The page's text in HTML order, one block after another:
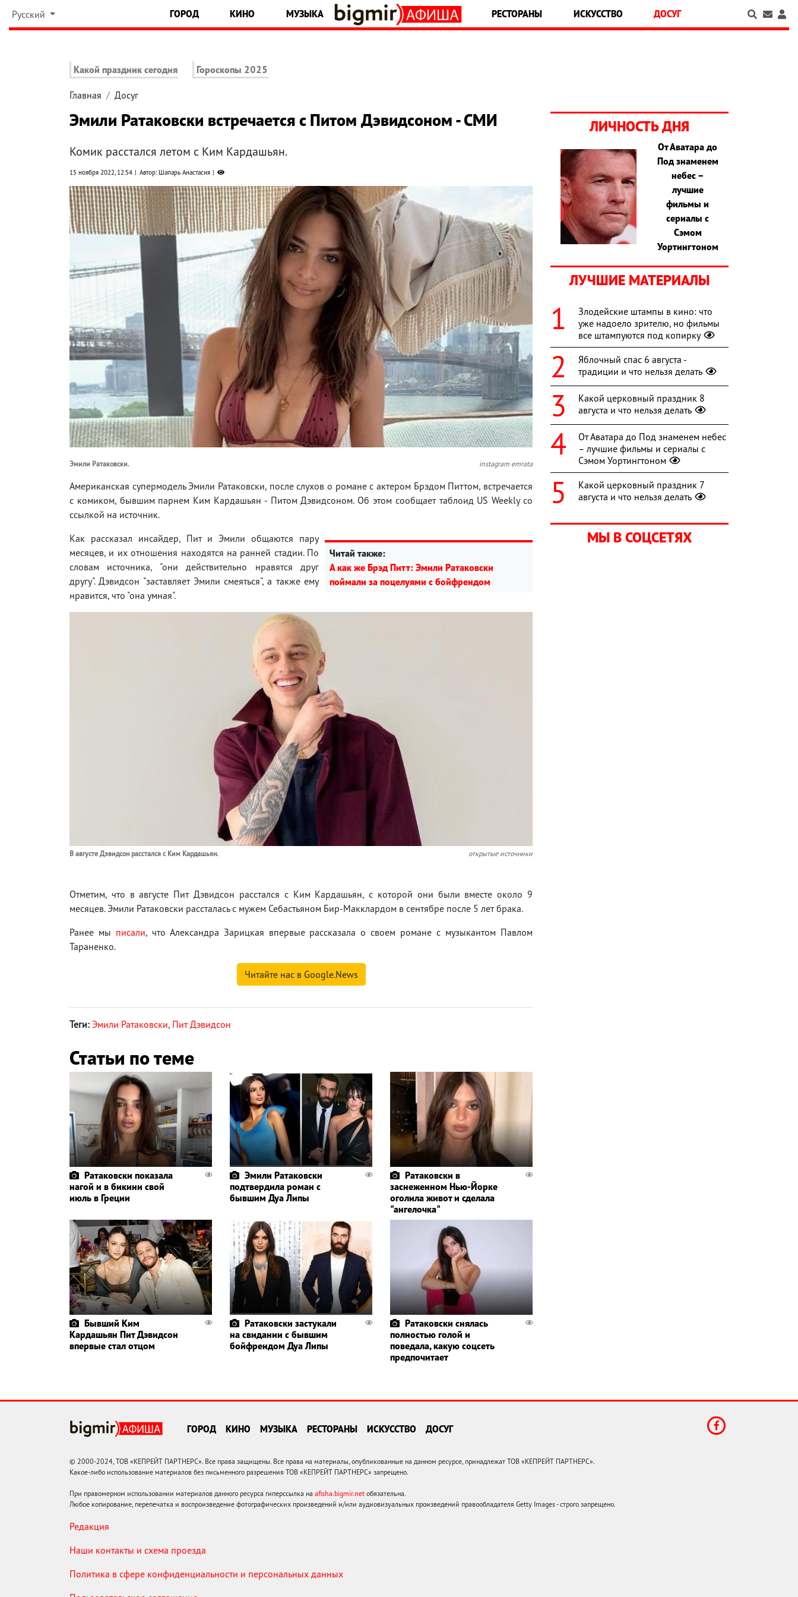
Русский ГОРОД КИНО МУЗЫКА РЕСТОРАНЫ ИСКУССТВО ДОСУГ
Какой праздник сегодня Гороскопы 2025
Главная Досуг
Эмили Ратаковски встречается с Питом Дэвидсоном - СМИ
Комик расстался летом с Ким Кардашьян.
15 ноября 2022, 12:54 Автор: Шапарь Анастасия
Эмили Ратаковски. instagram emrata
Американская супермодель Эмили Ратаковски, после слухов о романе с актером Брэдом Питтом, встречается
с комиком, бывшим парнем Ким Кардашьян - Питом Дэвидсоном. Об этом сообщает таблоид US Weekly со
ссылкой на источник.
Читай также:
А как же Брэд Питт: Эмили Ратаковски
поймали за поцелуями с бойфрендом
Как рассказал инсайдер, Пит и Эмили общаются пару
месяцев, и их отношения находятся на ранней стадии. По
словам источника, "они действительно нравятся друг
другу". Дэвидсон "заставляет Эмили смеяться", а также ему
нравится, что "она умная".
В августе Дэвидсон расстался с Ким Кардашьян. открытые источники
Отметим, что в августе Пит Дэвидсон расстался с Ким Кардашьян, с которой они были вместе около 9
месяцев. Эмили Ратаковски рассталась с мужем Себастьяном Бир-Макклардом в сентябре после 5 лет брака.
Ранее мы писали, что Александра Зарицкая впервые рассказала о своем романе с музыкантом Павлом
Тараненко.
Читайте нас в Google.News
Теги: Эмили Ратаковски, Пит Дэвидсон
Статьи по теме
Ратаковски показала
нагой и в бикини свой
июль в Греции
Эмили Ратаковски
подтвердила роман с
бывшим Дуа Липы
Ратаковски в
заснеженном Нью-Йорке
оголила живот и сделала
"ангелочка"
Бывший Ким
Кардашьян Пит Дэвидсон
впервые стал отцом
Ратаковски застукали
на свидании с бывшим
бойфрендом Дуа Липы
Ратаковски снялась
полностью голой и
поведала, какую соцсеть
предпочитает
ЛИЧНОСТЬ ДНЯ
От Аватара до
Под знаменем
небес –
лучшие
фильмы и
сериалы с
Сэмом
Уортингтоном
ЛУЧШИЕ МАТЕРИАЛЫ
Злодейские штампы в кино: что
уже надоело зрителю, но фильмы
все штампуются под копирку
Яблочный спас 6 августа -
традиции и что нельзя делать
Какой церковный праздник 8
августа и что нельзя делать
От Аватара до Под знаменем небес
– лучшие фильмы и сериалы с
Сэмом Уортингтоном
Какой церковный праздник 7
августа и что нельзя делать
МЫ В СОЦСЕТЯХ
ГОРОД КИНО МУЗЫКА РЕСТОРАНЫ ИСКУССТВО ДОСУГ
© 2000-2024, ТОВ «КЕПРЕЙТ ПАРТНЕРС». Все права защищены. Все права на материалы, опубликованные на данном ресурсе, принадлежат ТОВ «КЕПРЕЙТ ПАРТНЕРС».
Какое-либо использование материалов без письменного разрешения ТОВ «КЕПРЕЙТ ПАРТНЕРС» запрещено.
При правомерном использовании материалов данного ресурса гиперссылка на afisha.bigmir.net обязательна.
Любое копирование, перепечатка и воспроизведение фотографических произведений и/или аудиовизуальных произведений правообладателя Getty Images - строго запрещено.
Редакция
Наши контакты и схема проезда
Политика в сфере конфиденциальности и персональных данных